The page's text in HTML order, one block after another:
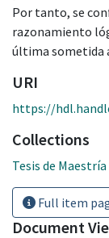
Por tanto, se
razonamiento
última sometida
URI
https://
Collections
Tesis de Maestría
Full item
Document